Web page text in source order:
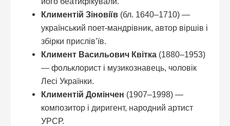
Климентій Зіновіїв (бл. 1640–1710) —
український поет-мандрівник, автор віршів і
збірки прислів’їв.
Климент Васильович Квітка (1880–1953)
— фольклорист і музикознавець, чоловік
Лесі Українки.
Климентій Домінчен (1907–1998) —
композитор і диригент, народний артист
УРСР.